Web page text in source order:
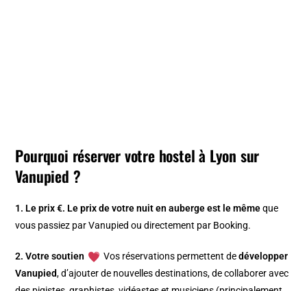
Pourquoi réserver votre hostel à Lyon sur
Vanupied ?
1. Le prix €. Le prix de votre nuit en auberge est le mêmeque
vous passiez par Vanupied ou directement par Booking.
2. Votre soutien Vos réservations permettent dedévelopper
Vanupied, d’ajouter de nouvelles destinations, de collaborer avec